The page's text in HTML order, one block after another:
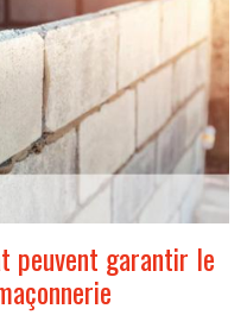
peuvent garantir le